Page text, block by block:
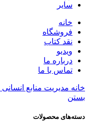
سایر
خانه
فروشگاه
نقد کتاب
ویدیو
درباره‌ ما
تماس با ما
خانه مدیریت منابع انسانی
بستن
دسته‌های محصولات